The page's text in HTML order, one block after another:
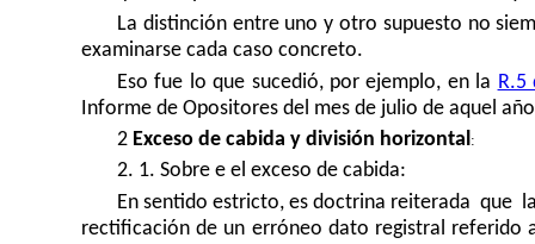
La distinción entre uno y otro supuesto no
examinarse cada caso concreto.
Eso fue lo que sucedió, por ejemplo, en la R.5
Informe de Opositores del mes de julio de aquel
2 Exceso de cabida y división horizontal:
2. 1. Sobre e el exceso de cabida:
En sentido estricto, es doctrina reiterada que
rectificación de un erróneo dato registral referido